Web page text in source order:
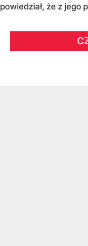
powiedział, że z jego